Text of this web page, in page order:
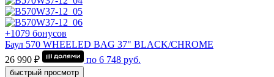
+1079 бонусов
Баул 570 WHEELED BAG 37" BLACK/CHROME
26 990 ₽
по 6 748 руб.
быстрый просмотр